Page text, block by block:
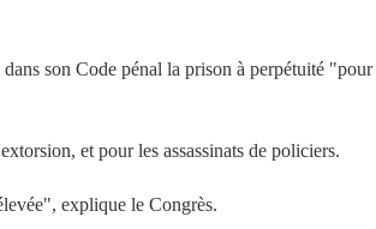
son Code pénal la prison à perpétuité "pour
et pour les assassinats de policiers.
explique le Congrès.